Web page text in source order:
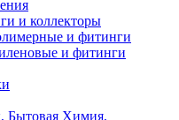
и коллекторы
и фитинги
и фитинги
Бытовая Химия,